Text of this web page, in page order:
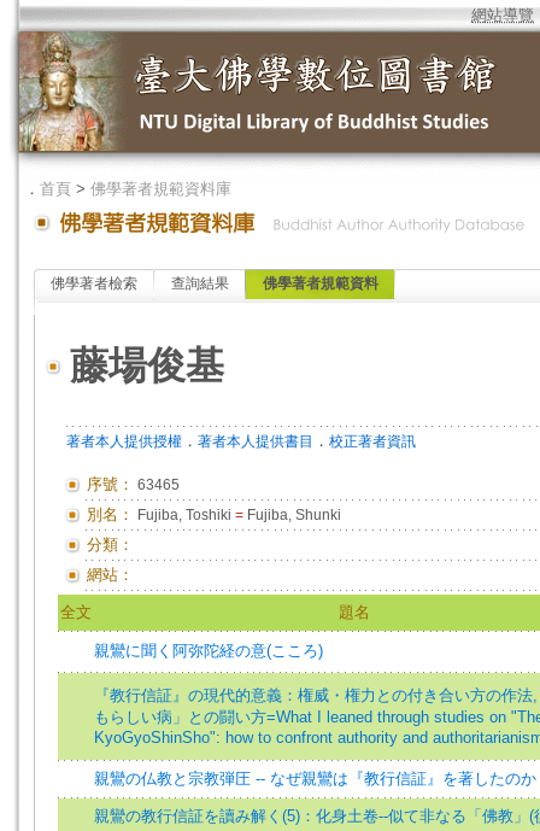
網站導覽
． 首頁 > 佛學著者規範資料庫
佛學著者檢索 查詢結果 佛學著者規範資料
藤場俊基
著者本人提供授權 ． 著者本人提供書目 ． 校正著者資訊
序號： 63465
別名： Fujiba, Toshiki = Fujiba, Shunki
分類：
網站：
全文 題名
親鸞に聞く阿弥陀経の意(こころ)
『教行信証』の現代的意義：権威・権力との付き合い方の作法
もらしい病」との闘い方=What I leaned through studies on
KyoGyoShinSho": how to confront authority and
親鸞の仏教と宗教弾圧 -- なぜ親鸞は『教行信証』を著したのか
親鸞の教行信証を讀み解く(5)：化身土卷--似て非なる「佛教」(